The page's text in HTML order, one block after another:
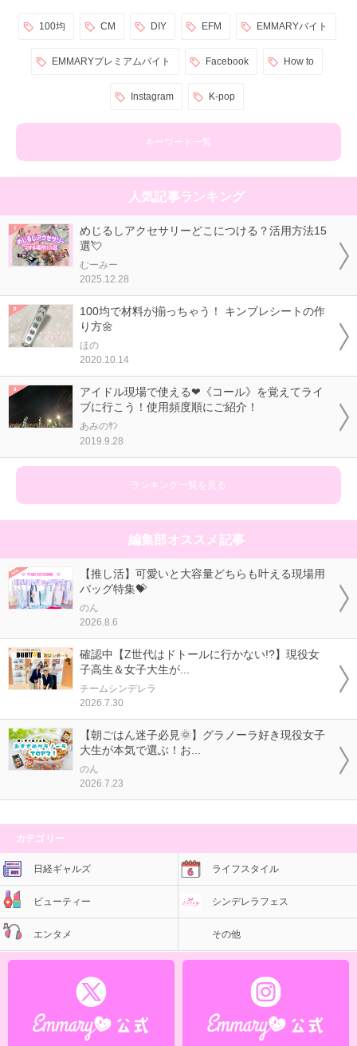
100均 CM DIY EFM EMMARYバイト
EMMARYプレミアムバイト Facebook How to
Instagram K-pop
キーワード一覧
人気記事ランキング
めじるしアクセサリーどこにつける？活用方法15
選💘
むーみー
2025.12.28
100均で材料が揃っちゃう！ キンブレシートの作
り方🌼
ほの
2020.10.14
アイドル現場で使える❤《コール》を覚えてライ
ブに行こう！使用頻度順にご紹介！
あみのｻﾝ
2019.9.28
ランキング一覧を見る
編集部オススメ記事
【推し活】可愛いと大容量どちらも叶える現場用
バッグ特集💝
のん
2026.8.6
確認中【Z世代はドトールに行かない!?】現役女
子高生＆女子大生が...
チームシンデレラ
2026.7.30
【朝ごはん迷子必見🌞】グラノーラ好き現役女子
大生が本気で選ぶ！お...
のん
2026.7.23
カテゴリー
日経ギャルズ ライフスタイル
ビューティー シンデレラフェス
エンタメ その他